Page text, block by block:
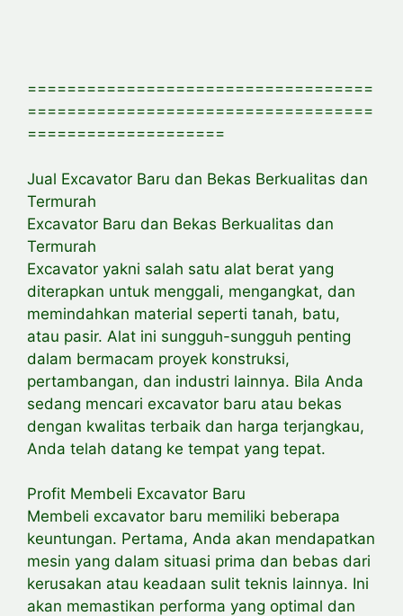
===================================
===================================
====================
Jual Excavator Baru dan Bekas Berkualitas dan
Termurah
Excavator Baru dan Bekas Berkualitas dan
Termurah
Excavator yakni salah satu alat berat yang
diterapkan untuk menggali, mengangkat, dan
memindahkan material seperti tanah, batu,
atau pasir. Alat ini sungguh-sungguh penting
dalam bermacam proyek konstruksi,
pertambangan, dan industri lainnya. Bila Anda
sedang mencari excavator baru atau bekas
dengan kwalitas terbaik dan harga terjangkau,
Anda telah datang ke tempat yang tepat.
Profit Membeli Excavator Baru
Membeli excavator baru memiliki beberapa
keuntungan. Pertama, Anda akan mendapatkan
mesin yang dalam situasi prima dan bebas dari
kerusakan atau keadaan sulit teknis lainnya. Ini
akan memastikan performa yang optimal dan